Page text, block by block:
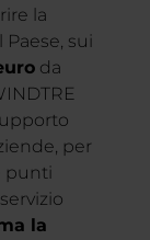
la
sui
da
per
punti
la